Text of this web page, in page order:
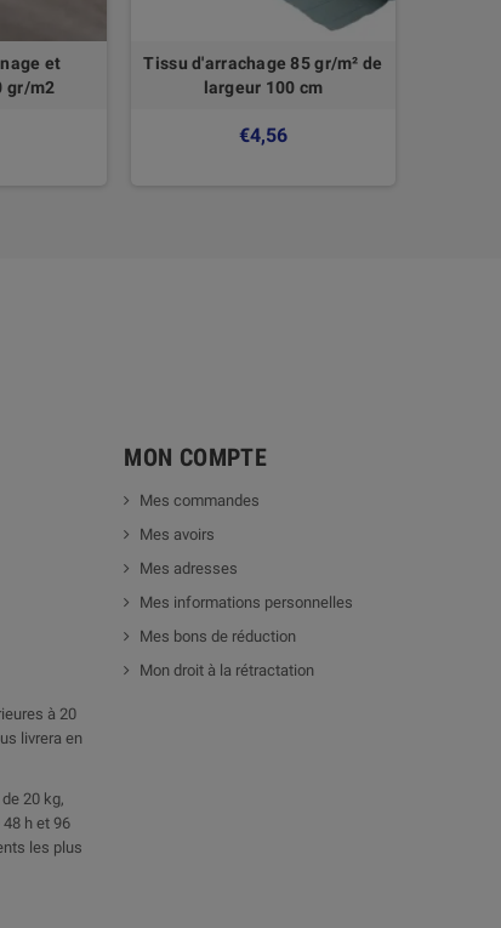
et
gr/m2
Tissu d'arrachage 85 gr/m² de
largeur 100 cm
€4,56
à 20
livrera en
20 kg,
h et 96
les plus
MON COMPTE
Mes commandes
Mes avoirs
Mes adresses
Mes informations personnelles
Mes bons de réduction
Mon droit à la rétractation